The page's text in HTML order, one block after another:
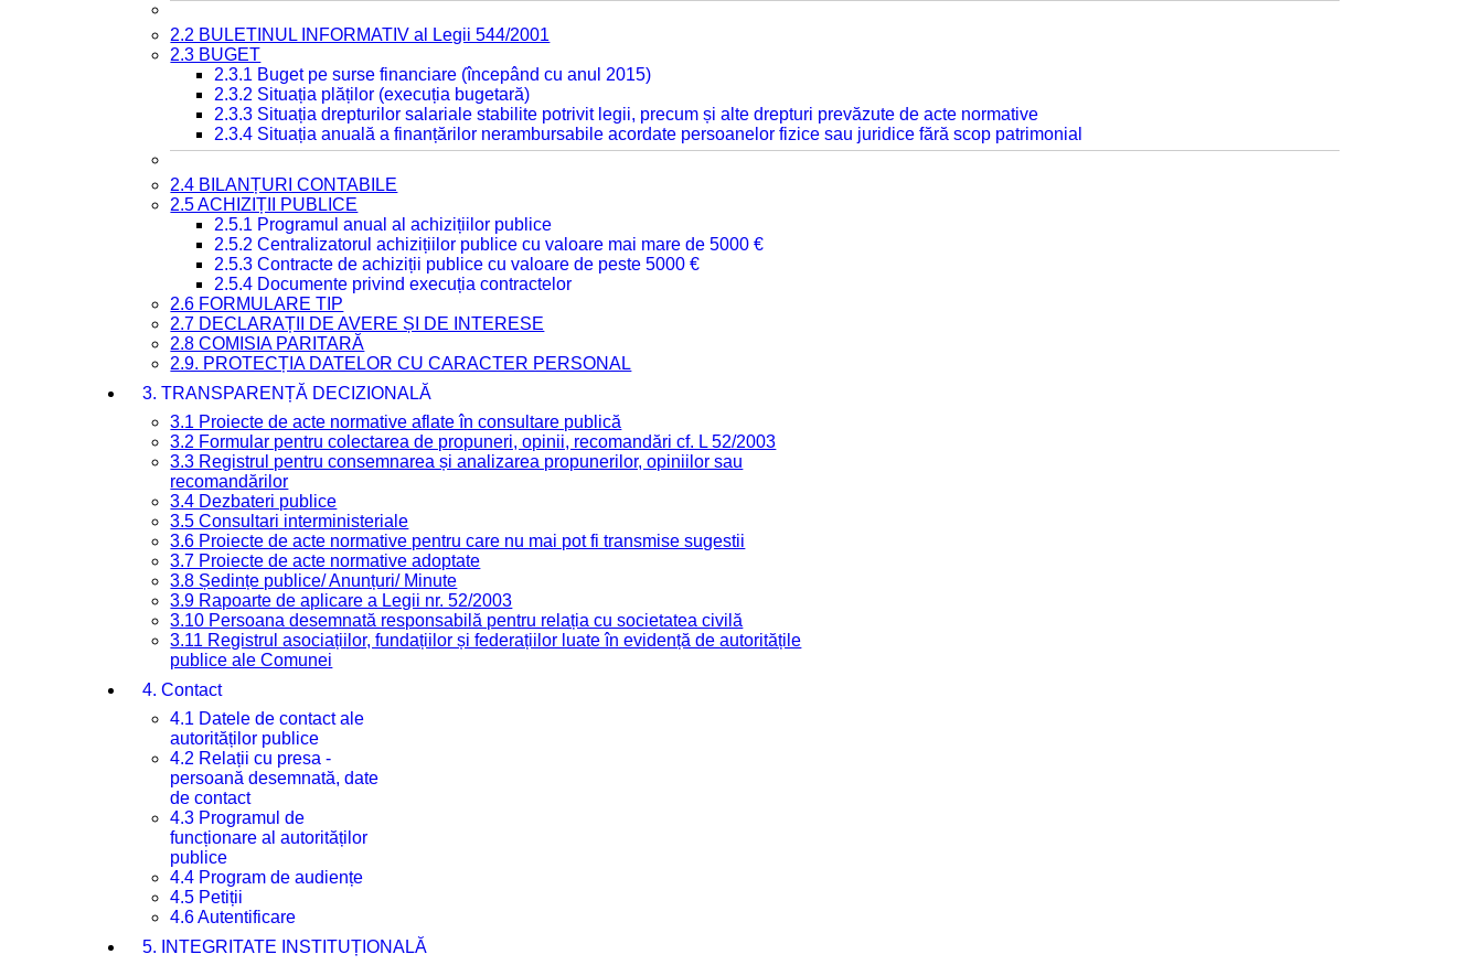
2.2 BULETINUL INFORMATIV al Legii 544/2001
2.3 BUGET
2.3.1 Buget pe surse financiare (începând cu anul 2015)
2.3.2 Situația plăților (execuția bugetară)
2.3.3 Situația drepturilor salariale stabilite potrivit legii, precum și alte drepturi prevăzute de acte normative
2.3.4 Situația anuală a finanțărilor nerambursabile acordate persoanelor fizice sau juridice fără scop patrimonial
2.4 BILANȚURI CONTABILE
2.5 ACHIZIȚII PUBLICE
2.5.1 Programul anual al achizițiilor publice
2.5.2 Centralizatorul achizițiilor publice cu valoare mai mare de 5000 €
2.5.3 Contracte de achiziții publice cu valoare de peste 5000 €
2.5.4 Documente privind execuția contractelor
2.6 FORMULARE TIP
2.7 DECLARAȚII DE AVERE ȘI DE INTERESE
2.8 COMISIA PARITARĂ
2.9. PROTECȚIA DATELOR CU CARACTER PERSONAL
3. TRANSPARENȚĂ DECIZIONALĂ
3.1 Proiecte de acte normative aflate în consultare publică
3.2 Formular pentru colectarea de propuneri, opinii, recomandări cf. L 52/2003
3.3 Registrul pentru consemnarea și analizarea propunerilor, opiniilor sau
recomandărilor
3.4 Dezbateri publice
3.5 Consultari interministeriale
3.6 Proiecte de acte normative pentru care nu mai pot fi transmise sugestii
3.7 Proiecte de acte normative adoptate
3.8 Ședințe publice/ Anunțuri/ Minute
3.9 Rapoarte de aplicare a Legii nr. 52/2003
3.10 Persoana desemnată responsabilă pentru relația cu societatea civilă
3.11 Registrul asociațiilor, fundațiilor și federațiilor luate în evidență de autoritățile
publice ale Comunei
4. Contact
4.1 Datele de contact ale
autorităților publice
4.2 Relații cu presa -
persoană desemnată, date
de contact
4.3 Programul de
funcționare al autorităților
publice
4.4 Program de audiențe
4.5 Petiții
4.6 Autentificare
5. INTEGRITATE INSTITUȚIONALĂ